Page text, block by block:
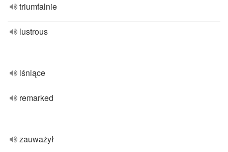
triumfalnie
lustrous
lśniące
remarked
zauważył